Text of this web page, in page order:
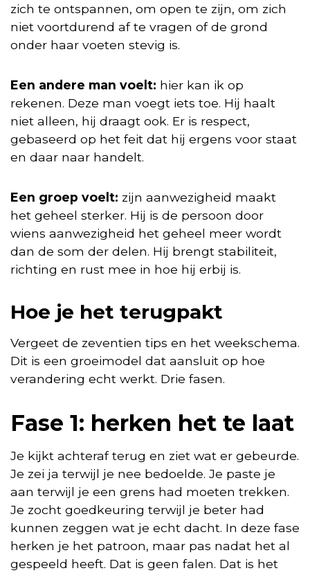
zich te ontspannen, om open te zijn, om zich
niet voortdurend af te vragen of de grond
onder haar voeten stevig is.
Een andere man voelt: hier kan ik op
rekenen. Deze man voegt iets toe. Hij haalt
niet alleen, hij draagt ook. Er is respect,
gebaseerd op het feit dat hij ergens voor staat
en daar naar handelt.
Een groep voelt: zijn aanwezigheid maakt
het geheel sterker. Hij is de persoon door
wiens aanwezigheid het geheel meer wordt
dan de som der delen. Hij brengt stabiliteit,
richting en rust mee in hoe hij erbij is.
Hoe je het terugpakt
Vergeet de zeventien tips en het weekschema.
Dit is een groeimodel dat aansluit op hoe
verandering echt werkt. Drie fasen.
Fase 1: herken het te laat
Je kijkt achteraf terug en ziet wat er gebeurde.
Je zei ja terwijl je nee bedoelde. Je paste je
aan terwijl je een grens had moeten trekken.
Je zocht goedkeuring terwijl je beter had
kunnen zeggen wat je echt dacht. In deze fase
herken je het patroon, maar pas nadat het al
gespeeld heeft. Dat is geen falen. Dat is het